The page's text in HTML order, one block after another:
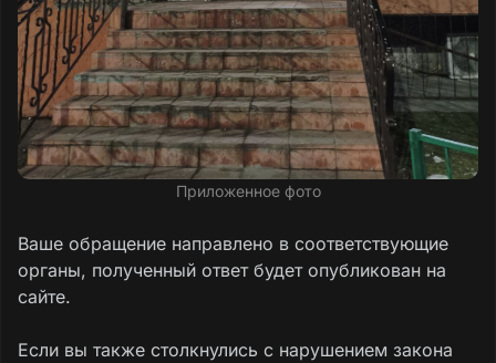
Приложенное фото
Ваше обращение направлено в соответствующие
органы, полученный ответ будет опубликован на
сайте.
Если вы также столкнулись с нарушением закона